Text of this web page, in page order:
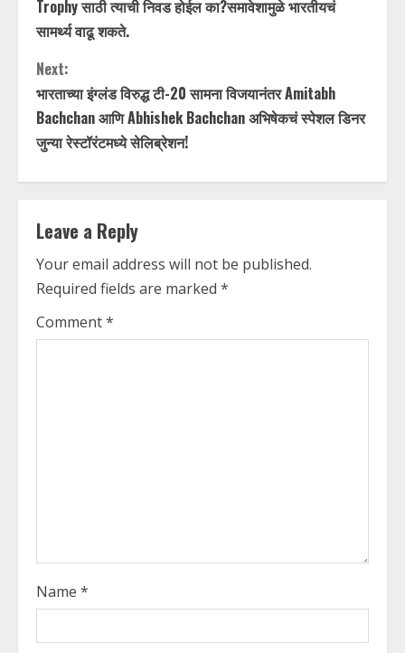
n
t
i
n
u
e
R
e
a
Trophy साठी त्याची निवड होईल का?समावेशामुळे भारतीयचं
सामर्थ्य वाढू शकते.
Next:
भारताच्या इंग्लंड विरुद्ध टी-20 सामना विजयानंतर Amitabh
Bachchan आणि Abhishek Bachchan अभिषेकचं स्पेशल डिनर
जुन्या रेस्टॉरंटमध्ये सेलिब्रेशन!
Leave a Reply
Your email address will not be published.
Required fields are marked *
Comment*
Name *